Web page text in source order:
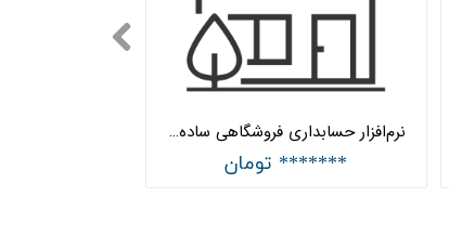
نرم‌افزار حسابداری فروشگاهی ساده هلو APEX کد (11)
******* تومان